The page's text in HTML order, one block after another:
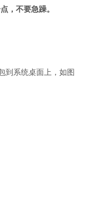
，不要急躁。
到系统桌面上，如图